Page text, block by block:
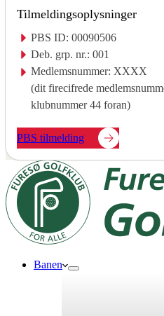
Tilmeldingsoplysninger
PBS ID: 00090506
Deb. grp. nr.: 001
Medlemsnummer: XXXX
(dit firecifrede
klubnummer 44 foran)
PBS tilmelding
Banen